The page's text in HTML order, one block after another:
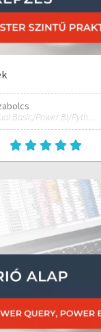
MS Excel/Visual Basic/Power BI/Python adatelemzési szakértő